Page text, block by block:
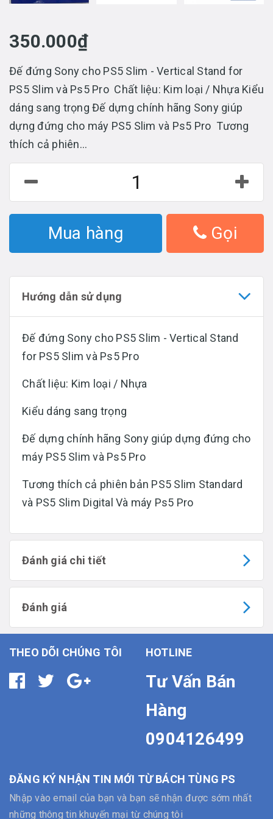
350.000₫
Đế đứng Sony cho PS5 Slim - Vertical Stand for
PS5 Slim và Ps5 Pro Chất liệu: Kim loại / Nhựa Kiểu
dáng sang trọng Đế dựng chính hãng Sony giúp
dựng đứng cho máy PS5 Slim và Ps5 Pro Tương
thích cả phiên...
Mua hàng Gọi
Hướng dẫn sử dụng
Đế đứng Sony cho PS5 Slim - Vertical Stand
for PS5 Slim và Ps5 Pro
Chất liệu: Kim loại / Nhựa
Kiểu dáng sang trọng
Đế dựng chính hãng Sony giúp dựng đứng cho
máy PS5 Slim và Ps5 Pro
Tương thích cả phiên bản PS5 Slim Standard
và PS5 Slim Digital Và máy Ps5 Pro
Đánh giá chi tiết
Đánh giá
THEO DÕI CHÚNG TÔI HOTLINE
Tư Vấn Bán
Hàng
0904126499
ĐĂNG KÝ NHẬN TIN MỚI TỪ BÁCH TÙNG PS
Nhập vào email của bạn và bạn sẽ nhận được sớm nhất
những thông tin khuyến mại từ chúng tôi